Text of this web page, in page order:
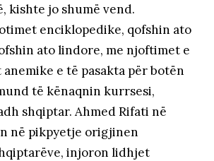
kishte jo shumë vend.
enciklopedike, qofshin ato
ato lindore, me njoftimet e
e të pasakta për botën
të kënaqnin kurrsesi,
shqiptar. Ahmed Rifati në
në pikpyetje origjinen
injoron lidhjet